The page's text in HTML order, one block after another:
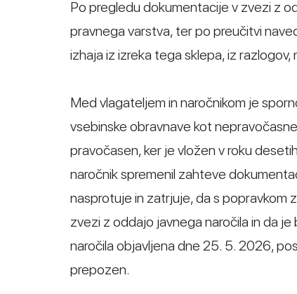
Po pregledu dokumentacije v zvezi z
pravnega varstva, ter po preučitvi
izhaja iz izreka tega sklepa, iz razlogov,
Med vlagateljem in naročnikom je
vsebinske obravnave kot
pravočasen, ker je vložen v roku
naročnik spremenil zahteve
nasprotuje in zatrjuje, da s popravkom
zvezi z oddajo javnega naročila in da
naročila objavljena dne 25. 5. 2026,
prepozen.